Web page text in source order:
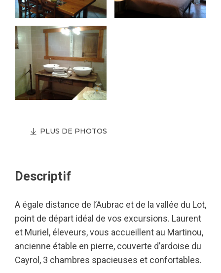
PLUS DE PHOTOS
Descriptif
A égale distance de l’Aubrac et de la vallée du Lot,
point de départ idéal de vos excursions. Laurent
et Muriel, éleveurs, vous accueillent au Martinou,
ancienne étable en pierre, couverte d’ardoise du
Cayrol, 3 chambres spacieuses et confortables.